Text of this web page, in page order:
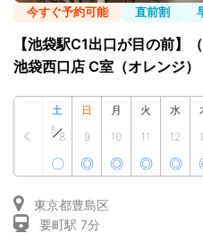
今すぐ予約可能 直前割
【池袋駅C1出口が目の前】
池袋西口店 C室（オレンジ）
土
8
8
〇
日
9
◎
月
10
◎
火
11
◎
水
12
◎
東京都豊島区
要町駅 7分